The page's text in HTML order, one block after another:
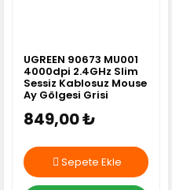
UGREEN 90673 MU001
4000dpi 2.4GHz Slim
Sessiz Kablosuz Mouse
Ay Gölgesi Grisi
849,00 ₺
Sepete Ekle